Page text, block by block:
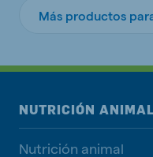
Más productos
NUTRICIÓN
Nutrición animal